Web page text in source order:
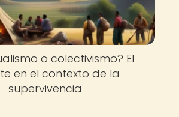
o colectivismo? El
en el contexto de la
supervivencia